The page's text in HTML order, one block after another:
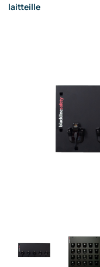
laitteille